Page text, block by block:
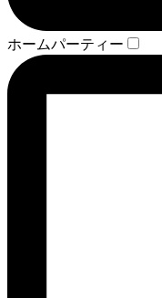
ホームパーティー